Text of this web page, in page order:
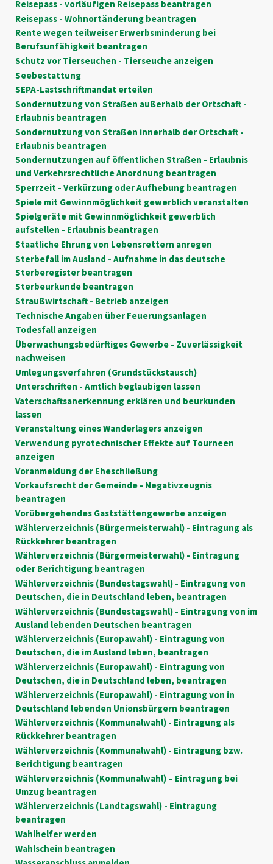
Reisepass - vorläufigen Reisepass beantragen
Reisepass - Wohnortänderung beantragen
Rente wegen teilweiser Erwerbsminderung bei
Berufsunfähigkeit beantragen
Schutz vor Tierseuchen - Tierseuche anzeigen
Seebestattung
SEPA-Lastschriftmandat erteilen
Sondernutzung von Straßen außerhalb der Ortschaft -
Erlaubnis beantragen
Sondernutzung von Straßen innerhalb der Ortschaft -
Erlaubnis beantragen
Sondernutzungen auf öffentlichen Straßen - Erlaubnis
und Verkehrsrechtliche Anordnung beantragen
Sperrzeit - Verkürzung oder Aufhebung beantragen
Spiele mit Gewinnmöglichkeit gewerblich veranstalten
Spielgeräte mit Gewinnmöglichkeit gewerblich
aufstellen - Erlaubnis beantragen
Staatliche Ehrung von Lebensrettern anregen
Sterbefall im Ausland - Aufnahme in das deutsche
Sterberegister beantragen
Sterbeurkunde beantragen
Straußwirtschaft - Betrieb anzeigen
Technische Angaben über Feuerungsanlagen
Todesfall anzeigen
Überwachungsbedürftiges Gewerbe - Zuverlässigkeit
nachweisen
Umlegungsverfahren (Grundstückstausch)
Unterschriften - Amtlich beglaubigen lassen
Vaterschaftsanerkennung erklären und beurkunden
lassen
Veranstaltung eines Wanderlagers anzeigen
Verwendung pyrotechnischer Effekte auf Tourneen
anzeigen
Voranmeldung der Eheschließung
Vorkaufsrecht der Gemeinde - Negativzeugnis
beantragen
Vorübergehendes Gaststättengewerbe anzeigen
Wählerverzeichnis (Bürgermeisterwahl) - Eintragung als
Rückkehrer beantragen
Wählerverzeichnis (Bürgermeisterwahl) - Eintragung
oder Berichtigung beantragen
Wählerverzeichnis (Bundestagswahl) - Eintragung von
Deutschen, die in Deutschland leben, beantragen
Wählerverzeichnis (Bundestagswahl) - Eintragung von im
Ausland lebenden Deutschen beantragen
Wählerverzeichnis (Europawahl) - Eintragung von
Deutschen, die im Ausland leben, beantragen
Wählerverzeichnis (Europawahl) - Eintragung von
Deutschen, die in Deutschland leben, beantragen
Wählerverzeichnis (Europawahl) - Eintragung von in
Deutschland lebenden Unionsbürgern beantragen
Wählerverzeichnis (Kommunalwahl) - Eintragung als
Rückkehrer beantragen
Wählerverzeichnis (Kommunalwahl) - Eintragung bzw.
Berichtigung beantragen
Wählerverzeichnis (Kommunalwahl) – Eintragung bei
Umzug beantragen
Wählerverzeichnis (Landtagswahl) - Eintragung
beantragen
Wahlhelfer werden
Wahlschein beantragen